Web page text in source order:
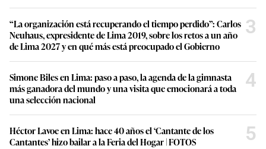
“La organización está recuperando el tiempo perdido”: Carlos
Neuhaus, expresidente de Lima 2019, sobre los retos a un año
de Lima 2027 y en qué más está preocupado el Gobierno
3
Simone Biles en Lima: paso a paso, la agenda de la gimnasta
más ganadora del mundo y una visita que emocionará a toda
una selección nacional
4
Héctor Lavoe en Lima: hace 40 años el ‘Cantante de los
Cantantes’ hizo bailar a la Feria del Hogar | FOTOS
5